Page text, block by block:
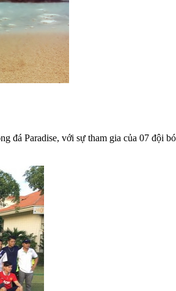
đá Paradise, với sự tham gia của 07 đội